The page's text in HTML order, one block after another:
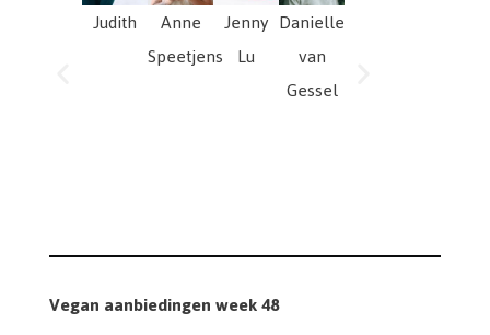
Judith
Anne
Speetjens
Jenny
Lu
Danielle
van
Gessel
Vegan aanbiedingen week 48